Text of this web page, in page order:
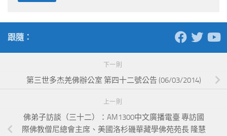
跟隨：
下一則
第三世多杰羌佛辦公室 第四十二號公告 (06/03/2014)
上一則
佛弟子訪談（三十二）：AM1300中文廣播電臺 專訪國
際佛教僧尼總會主席、美國洛杉磯華藏學佛苑苑長 隆慧